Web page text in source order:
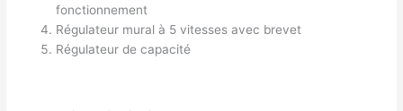
fonctionnement
Régulateur mural à 5 ​​vitesses avec brevet
Régulateur de capacité